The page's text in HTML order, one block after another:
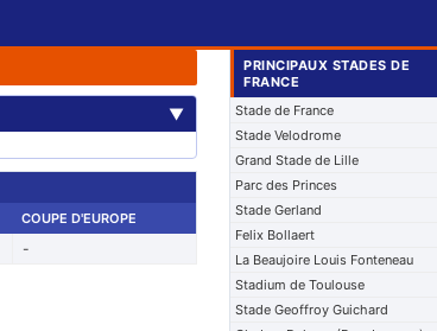
▼
COUPE D'EUROPE
-
PRINCIPAUX STADES DE
FRANCE
Stade de France
Stade Velodrome
Grand Stade de Lille
Parc des Princes
Stade Gerland
Felix Bollaert
La Beaujoire Louis Fonteneau
Stadium de Toulouse
Stade Geoffroy Guichard